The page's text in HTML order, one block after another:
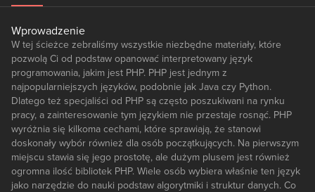
Wprowadzenie
W tej ścieżce zebraliśmy wszystkie niezbędne materiały, które
pozwolą Ci od podstaw opanować interpretowany język
programowania, jakim jest PHP. PHP jest jednym z
najpopularniejszych języków, podobnie jak Java czy Python.
Dlatego też specjaliści od PHP są często poszukiwani na rynku
pracy, a zainteresowanie tym językiem nie przestaje rosnąć. PHP
wyróżnia się kilkoma cechami, które sprawiają, że stanowi
doskonały wybór również dla osób początkujących. Na pierwszym
miejscu stawia się jego prostotę, ale dużym plusem jest również
ogromna ilość bibliotek PHP. Wiele osób wybiera właśnie ten język
jako narzędzie do nauki podstaw algorytmiki i struktur danych. Co